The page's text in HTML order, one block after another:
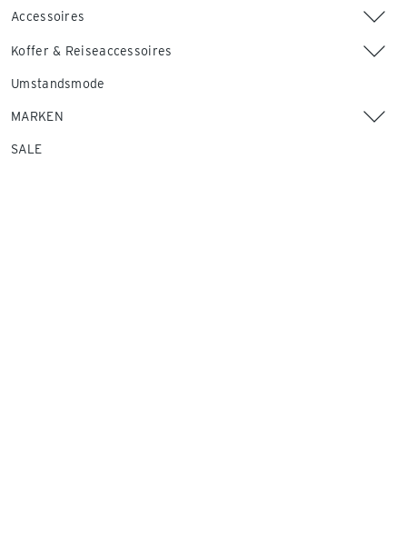
Accessoires
Koffer & Reiseaccessoires
Umstandsmode
MARKEN
SALE